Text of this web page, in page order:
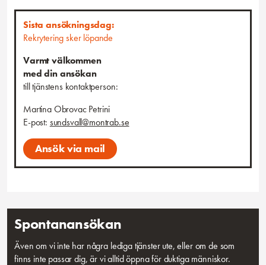
utmaningar dyker upp. Noggrannhet och en positiv attityd är viktigt
för oss, liksom din förmåga att alltid göra det lilla extra för att
säkerställa att våra kunder är nöjda.
Anställningsform, omfattning, placeringsort
Vi erbjuder timanställning med placering i Sundsvall. Tillträde enligt
överenskommelse.
Passar det in på dig eller känner du kanske någon som
du kan tänkas rekommendera tjänsten till? Tipsa gärna!
Sista ansökningsdag:
Rekrytering sker löpande
Varmt välkommen
med din ansökan
till tjänstens kontaktperson:
Martina Obrovac Petrini
E-post: sundsvall@montrab.se
Ansök via mail
Spontanansökan
Även om vi inte har några lediga tjänster ute, eller om de som
finns inte passar dig, är vi alltid öppna för duktiga människor.